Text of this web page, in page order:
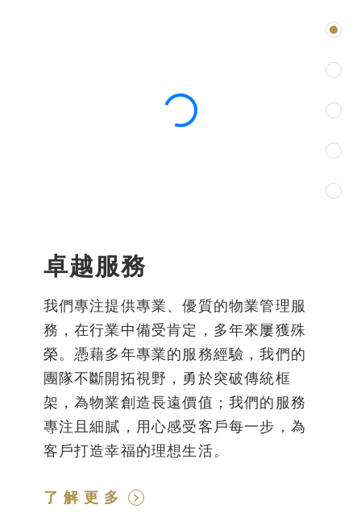
卓越服務
我們專注提供專業、優質的物業管理服
務，在行業中備受肯定，多年來屢獲殊
榮。憑藉多年專業的服務經驗，我們的
團隊不斷開拓視野，勇於突破傳統框
架，為物業創造長遠價值；我們的服務
專注且細膩，用心感受客戶每一步，為
客戶打造幸福的理想生活。
了解更多